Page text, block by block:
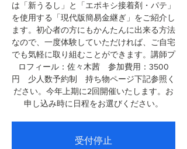
は「新うるし」と「エポキシ接着剤・パテ」
を使用する「現代版簡易金継ぎ」をご紹介し
ます。初心者の方にもかんたんに出来る方法
なので、一度体験していただければ、ご自宅
でも気軽に取り組むことができます。講師プ
ロフィール：佐々木茜 参加費用：3500
円 少人数予約制 持ち物ページ下記参照く
ださい。今年上期に2回開催いたします。お
申し込み時に日程をお選びください。
受付停止